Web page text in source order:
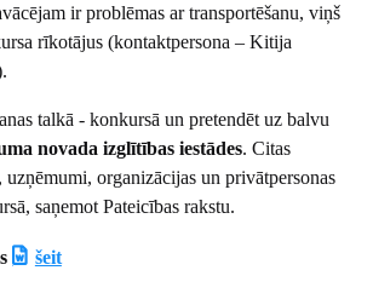
ir problēmas ar transportēšanu, viņš
rīkotājus (kontaktpersona – Kitija
talkā - konkursā un pretendēt uz balvu
novada izglītības iestādes. Citas
uzņēmumi, organizācijas un privātpersonas
saņemot Pateicības rakstu.
šeit